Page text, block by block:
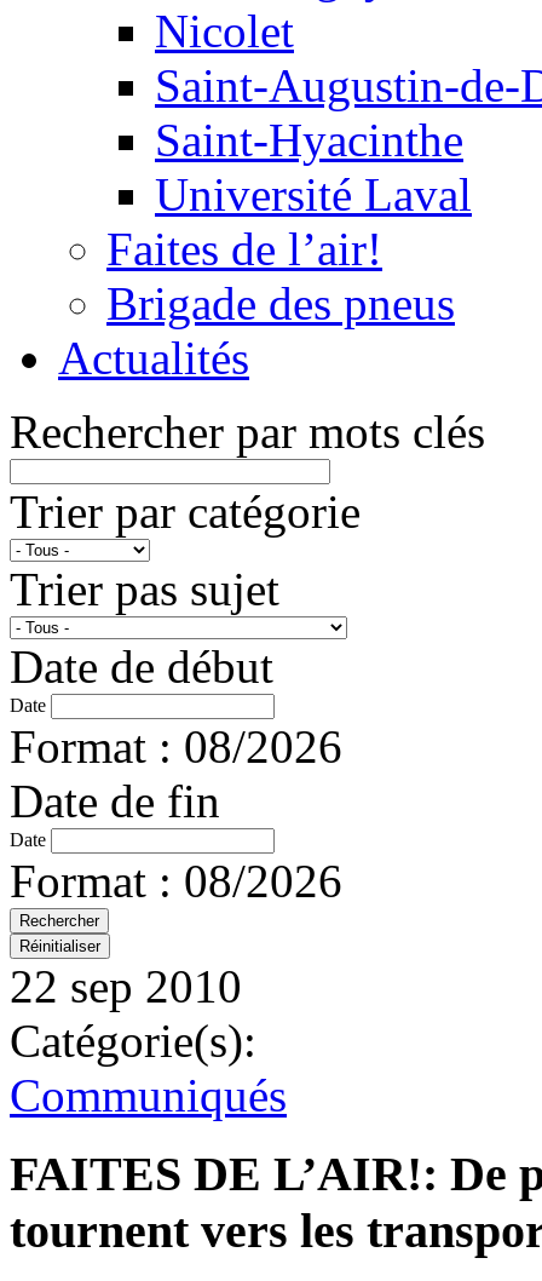
Nicolet
Saint-Augustin-de-
Saint-Hyacinthe
Université Laval
Faites de l’air!
Brigade des pneus
Actualités
Rechercher par mots clés
Trier par catégorie
Trier pas sujet
Date de début
Date
Format : 08/2026
Date de fin
Date
Format : 08/2026
22 sep 2010
Catégorie(s):
Communiqués
FAITES DE L’AIR!: De
tournent vers les